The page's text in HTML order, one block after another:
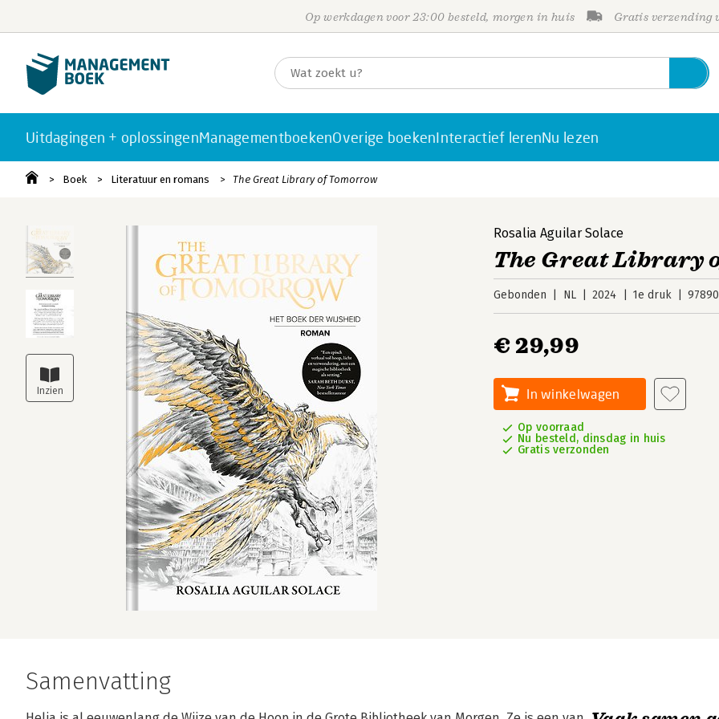
Op werkdagen voor 23:00 besteld, morgen in huis Gratis verzending
Uitdagingen + oplossingenManagementboekenOverige boekenInteractief lerenNu lezen
Boek Literatuur en romans The Great Library of Tomorrow
Rosalia Aguilar Solace
The Great Library
Gebonden NL 2024 1e druk
€ 29,99
In winkelwagen
Op voorraad
Nu besteld, dinsdag in huis
Gratis verzonden
Samenvatting